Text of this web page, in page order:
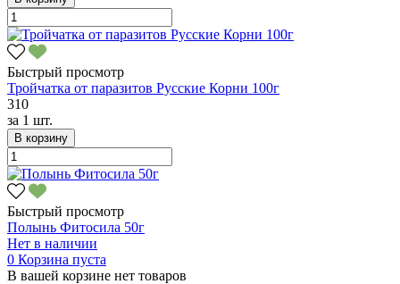
Быстрый просмотр
Тройчатка от паразитов Русские Корни 100г
310
за 1 шт.
В корзину
Быстрый просмотр
Полынь Фитосила 50г
Нет в наличии
0 Корзина пуста
В вашей корзине нет товаров